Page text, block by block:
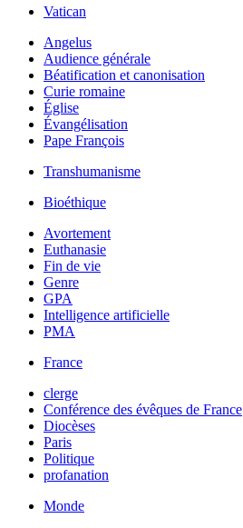
Vatican
Angelus
Audience générale
Béatification et canonisation
Curie romaine
Église
Évangélisation
Pape François
Transhumanisme
Bioéthique
Avortement
Euthanasie
Fin de vie
Genre
GPA
Intelligence artificielle
PMA
France
clerge
Conférence des évêques de France
Diocèses
Paris
Politique
profanation
Monde